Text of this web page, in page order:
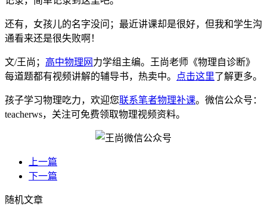
还有，女孩儿的名字没问；最近讲课却是很好，但我和学生沟
通看来还是很失败啊！
文/王尚； 高中物理网 力学组主编。王尚老师《物理自诊断》
每道题都有视频讲解的辅导书，热卖中。
点击这里了解更多。
孩子学习物理吃力，欢迎您联系笔者物理补课。微信公众号：
teacherws，关注可免费领取物理视频资料。
上一篇
下一篇
随机文章